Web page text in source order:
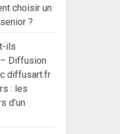
choisir un
?
ils
Diffusion
diffusart.fr
: les
d’un